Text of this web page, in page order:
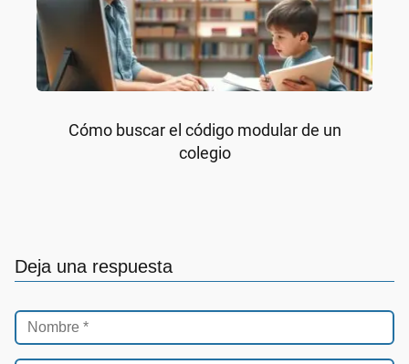
Cómo buscar el código modular de un
colegio
Deja una respuesta